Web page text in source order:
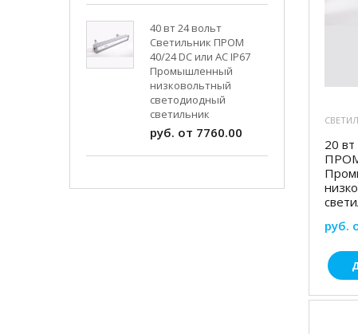
20
руб.
40 вт 24 вольт
Светильник ПРОМ
40/24 DC или AC IP67
Промышленный
низковольтный
светодиодный
светильник
руб. от 7760.00